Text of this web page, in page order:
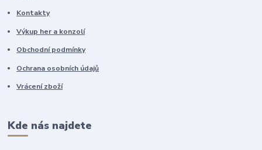
Kontakty
Výkup her a konzolí
Obchodní podmínky
Ochrana osobních údajů
Vrácení zboží
Kde nás najdete